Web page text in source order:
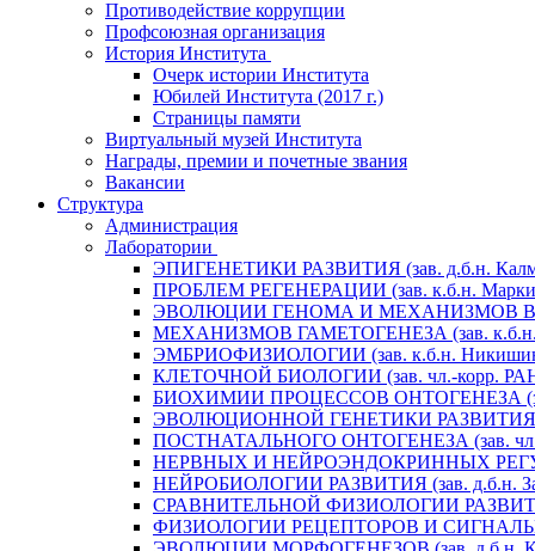
Противодействие коррупции
Профсоюзная организация
История Института
Очерк истории Института
Юбилей Института (2017 г.)
Страницы памяти
Виртуальный музей Института
Награды, премии и почетные звания
Вакансии
Структура
Администрация
Лаборатории
ЭПИГЕНЕТИКИ РАЗВИТИЯ (зав. д.б.н.
ПРОБЛЕМ РЕГЕНЕРАЦИИ (зав. к.б.н.
ЭВОЛЮЦИИ ГЕНОМА И МЕХАНИЗМОВ
МЕХАНИЗМОВ ГАМЕТОГЕНЕЗА (зав.
ЭМБРИОФИЗИОЛОГИИ (зав. к.б.н.
КЛЕТОЧНОЙ БИОЛОГИИ (зав. чл.-корр. РАН
БИОХИМИИ ПРОЦЕССОВ ОНТОГЕНЕЗА
ЭВОЛЮЦИОННОЙ ГЕНЕТИКИ РАЗВИТИЯ
ПОСТНАТАЛЬНОГО ОНТОГЕНЕЗА (зав. чл.-
НЕРВНЫХ И НЕЙРОЭНДОКРИННЫХ
НЕЙРОБИОЛОГИИ РАЗВИТИЯ (зав. д.б.н.
СРАВНИТЕЛЬНОЙ ФИЗИОЛОГИИ РАЗВИТИЯ
ФИЗИОЛОГИИ РЕЦЕПТОРОВ И